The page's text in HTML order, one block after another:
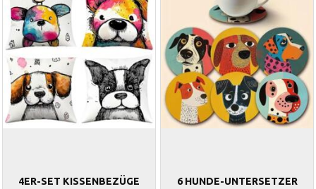
4ER-SET KISSENBEZÜGE
6 HUNDE-UNTERSETZER